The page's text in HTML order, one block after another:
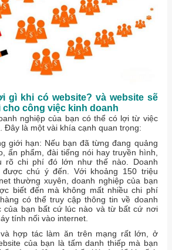
gì khi có website? và website sẽ
cho công việc kinh doanh
nghiệp của bạn có thể có lợi từ việc
Đây là một vài khía cạnh quan trọng:
giới hạn: Nếu bạn đã từng đang quảng
ấn phẩm, đài tiếng nói hay truyền hình,
rõ chi phí đó lớn như thế nào. Doanh
chú ý đến. Với khoảng 150 triệu
thường xuyên, doanh nghiệp của bạn
biết đến mà không mất nhiều chi phí
có thể truy cập thông tin về doanh
của bạn bất cứ lúc nào và từ bất cứ nơi
tính nối vào internet.
hợp tác làm ăn trên mạng rất lớn, ở
của bạn là tấm danh thiếp mà bạn